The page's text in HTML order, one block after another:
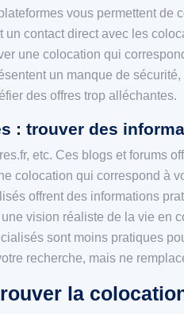
vous permettent
contact direct avec les
une colocation qui
un manque de
des offres trop alléchantes.
: trouver des
etc. Ces blogs et forums
colocation qui correspond à
offrent des informations
vision réaliste de la vie en
sont moins pratiques
recherche, mais ne
la